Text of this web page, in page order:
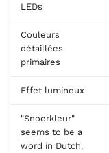
LEDs
Couleurs
détaillées
primaires
Effet lumineux
"Snoerkleur"
seems to be a
word in Dutch.